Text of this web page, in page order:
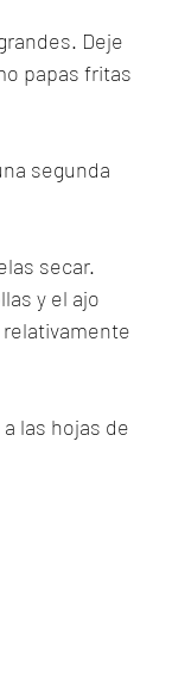
Deje
papas fritas
segunda
secar.
y el ajo
las hojas de